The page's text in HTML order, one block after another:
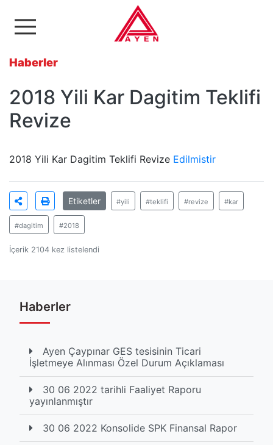
Ayen Enerji A.Ş
Haberler
2018 Yili Kar Dagitim Teklifi
Revize
2018 Yili Kar Dagitim Teklifi Revize Edilmistir
Etiketler #yili #teklifi #revize #kar
#dagitim #2018
İçerik 2104 kez listelendi
Haberler
Ayen Çaypınar GES tesisinin Ticari
İşletmeye Alınması Özel Durum Açıklaması
30 06 2022 tarihli Faaliyet Raporu
yayınlanmıştır
30 06 2022 Konsolide SPK Finansal Rapor